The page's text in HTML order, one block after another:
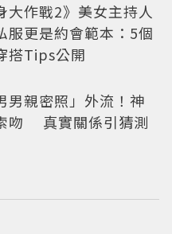
大作戰2》美女主持人
服更是約會範本：5個
搭Tips公開
男親密照」外流！神
吻 真實關係引猜測